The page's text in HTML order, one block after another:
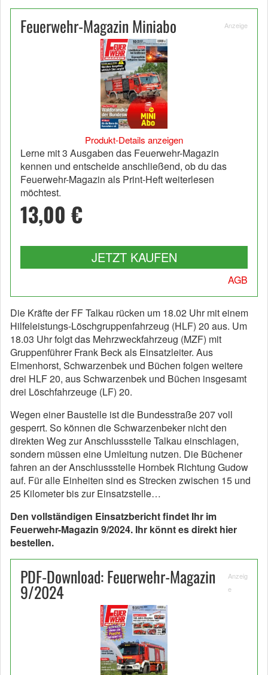
Feuerwehr-Magazin Miniabo Anzeige
Produkt-Details anzeigen
Lerne mit 3 Ausgaben das Feuerwehr-Magazin
kennen und entscheide anschließend, ob du das
Feuerwehr-Magazin als Print-Heft weiterlesen
möchtest.
13,00 €
JETZT KAUFEN
AGB
Die Kräfte der FF Talkau rücken um 18.02 Uhr mit einem
Hilfeleistungs-Löschgruppenfahrzeug (HLF) 20 aus. Um
18.03 Uhr folgt das Mehrzweckfahrzeug (MZF) mit
Gruppenführer Frank Beck als Einsatzleiter. Aus
Elmenhorst, Schwarzenbek und Büchen folgen weitere
drei HLF 20, aus Schwarzenbek und Büchen insgesamt
drei Löschfahrzeuge (LF) 20.
Wegen einer Baustelle ist die Bundesstraße 207 voll
gesperrt. So können die Schwarzenbeker nicht den
direkten Weg zur Anschlussstelle Talkau einschlagen,
sondern müssen eine Umleitung nutzen. Die Büchener
fahren an der Anschlussstelle Hornbek Richtung Gudow
auf. Für alle Einheiten sind es Strecken zwischen 15 und
25 Kilometer bis zur Einsatzstelle…
Den vollständigen Einsatzbericht findet Ihr im
Feuerwehr-Magazin 9/2024. Ihr könnt es direkt hier
bestellen.
PDF-Download: Feuerwehr-Magazin
9/2024
Anzeig
e